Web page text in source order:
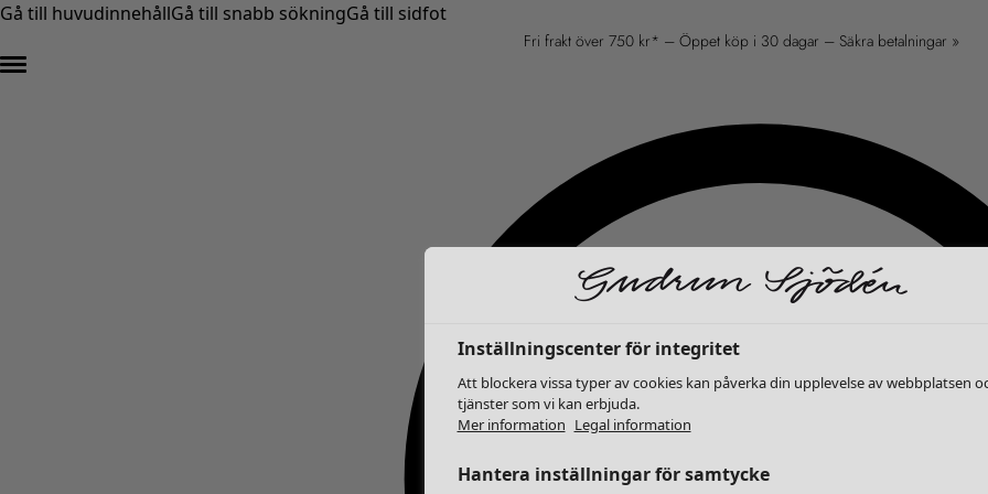
Gå till huvudinnehållGå till snabb sökningGå till sidfot
Fri frakt över 750 kr* – Öppet köp i 30 dagar – Säkra betalningar »
Inställningscenter för integritet
Att blockera vissa typer av cookies kan påverka din upplevelse av webbplatsen
tjänster som vi kan erbjuda.
Mer information Legal information
Hantera inställningar för samtycke